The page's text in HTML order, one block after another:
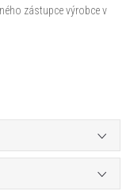
zástupce výrobce v